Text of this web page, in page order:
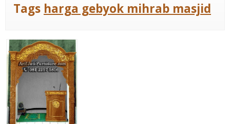
Tags harga gebyok mihrab masjid